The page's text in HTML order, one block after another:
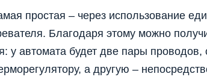
простая – через использование
Благодаря этому можно
у автомата будет две пары проводов,
а другую –